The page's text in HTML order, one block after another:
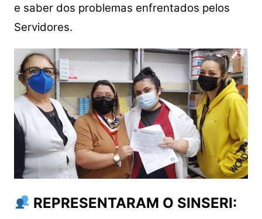
e saber dos problemas enfrentados pelos
Servidores.
REPRESENTARAM O SINSERI: